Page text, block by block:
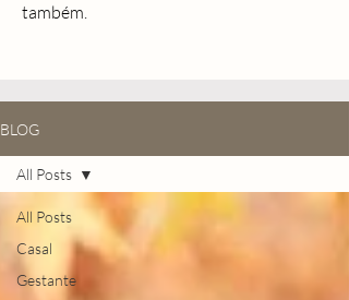
também.
BLOG
All Posts
Casal
Gestante
All Posts